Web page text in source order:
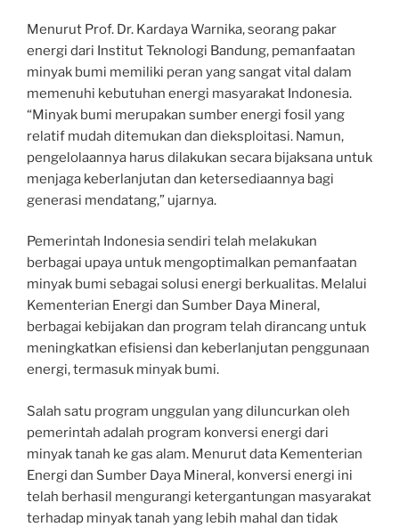
Menurut Prof. Dr. Kardaya Warnika, seorang pakar
energi dari Institut Teknologi Bandung, pemanfaatan
minyak bumi memiliki peran yang sangat vital dalam
memenuhi kebutuhan energi masyarakat Indonesia.
“Minyak bumi merupakan sumber energi fosil yang
relatif mudah ditemukan dan dieksploitasi. Namun,
pengelolaannya harus dilakukan secara bijaksana untuk
menjaga keberlanjutan dan ketersediaannya bagi
generasi mendatang,” ujarnya.
Pemerintah Indonesia sendiri telah melakukan
berbagai upaya untuk mengoptimalkan pemanfaatan
minyak bumi sebagai solusi energi berkualitas. Melalui
Kementerian Energi dan Sumber Daya Mineral,
berbagai kebijakan dan program telah dirancang untuk
meningkatkan efisiensi dan keberlanjutan penggunaan
energi, termasuk minyak bumi.
Salah satu program unggulan yang diluncurkan oleh
pemerintah adalah program konversi energi dari
minyak tanah ke gas alam. Menurut data Kementerian
Energi dan Sumber Daya Mineral, konversi energi ini
telah berhasil mengurangi ketergantungan masyarakat
terhadap minyak tanah yang lebih mahal dan tidak